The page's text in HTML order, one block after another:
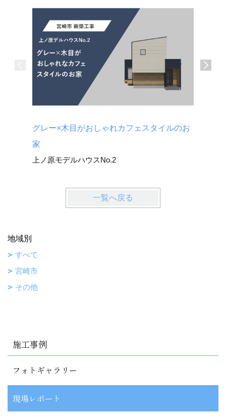
グレー×木目がおしゃれカフェスタイルのお
家
上ノ原モデルハウスNo.2
一覧へ戻る
地域別
すべて
宮崎市
その他
施工事例
フォトギャラリー
現場レポート